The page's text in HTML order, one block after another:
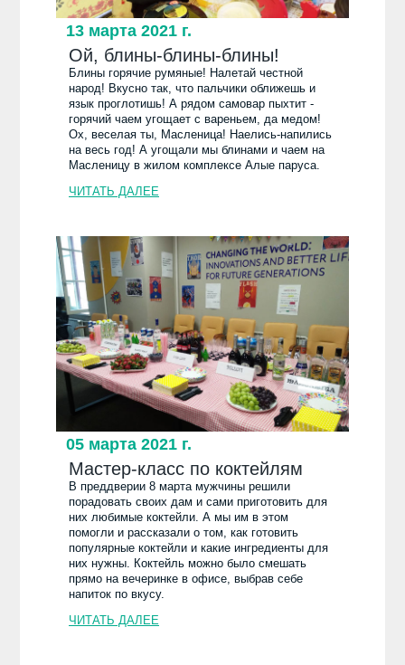
13 марта 2021 г.
Ой, блины-блины-блины!
Блины горячие румяные! Налетай честной
народ! Вкусно так, что пальчики оближешь и
язык проглотишь! А рядом самовар пыхтит -
горячий чаем угощает с вареньем, да медом!
Ох, веселая ты, Масленица! Наелись-напились
на весь год! А угощали мы блинами и чаем на
Масленицу в жилом комплексе Алые паруса.
ЧИТАТЬ ДАЛЕЕ
05 марта 2021 г.
Мастер-класс по коктейлям
В преддверии 8 марта мужчины решили
порадовать своих дам и сами приготовить для
них любимые коктейли. А мы им в этом
помогли и рассказали о том, как готовить
популярные коктейли и какие ингредиенты для
них нужны. Коктейль можно было смешать
прямо на вечеринке в офисе, выбрав себе
напиток по вкусу.
ЧИТАТЬ ДАЛЕЕ